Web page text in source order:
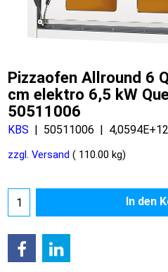
Pizzaofen Allround 6
cm elektro 6,5 kW
50511006
KBS 50511006 4,0594E+12
zzgl. Versand 110.00 kg
In den